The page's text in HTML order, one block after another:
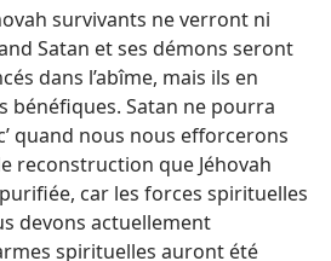
survivants ne verront ni
Satan et ses démons seront
dans l’abîme, mais ils en
bénéfiques. Satan ne pourra
quand nous nous efforcerons
reconstruction que Jéhovah
car les forces spirituelles
devons actuellement
spirituelles auront été